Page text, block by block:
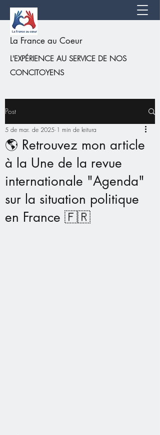
La France au Coeur
L'EXPÉRIENCE AU SERVICE DE NOS
CONCITOYENS
Post
🌎 Retrouvez mon article
à la Une de la revue
internationale "Agenda"
sur la situation politique
en France 🇫🇷
5 de mar. de 2025 1 min de leitura